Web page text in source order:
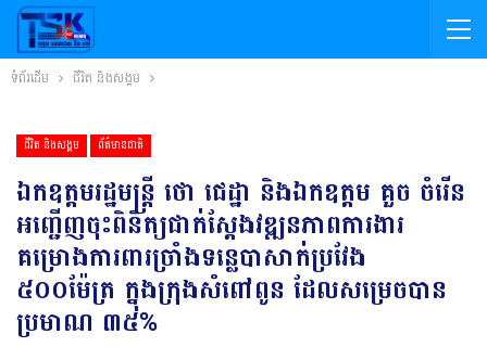
ទំព័រដើម ជីវិត និងសង្គម
ជីវិត និងសង្គម ព័ត៌មានជាតិ
ឯកឧត្តមរដ្ឋមន្ត្រី ថោ ជេដ្ឋា និងឯកឧត្តម គួច ចំរើន
អញ្ជើញចុះពិនិត្យជាក់ស្តែងវឌ្ឍនភាពការងារ
គម្រោងការពារច្រាំងទន្លេបាសាក់ប្រវែង
៥០០ម៉ែត្រ ក្នុងក្រុងសំពៅពូន ដែលសម្រេចបាន
ប្រមាណ ៣៥%